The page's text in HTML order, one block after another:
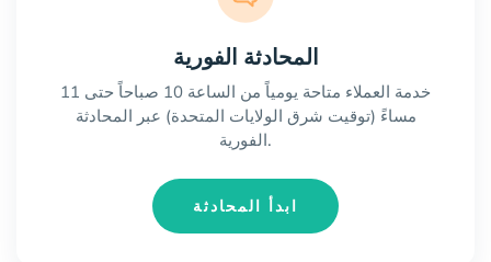
المحادثة الفورية
خدمة العملاء متاحة يومياً من الساعة 10 صباحاً حتى 11
مساءً (توقيت شرق الولايات المتحدة) عبر المحادثة
الفورية.
ابدأ المحادثة